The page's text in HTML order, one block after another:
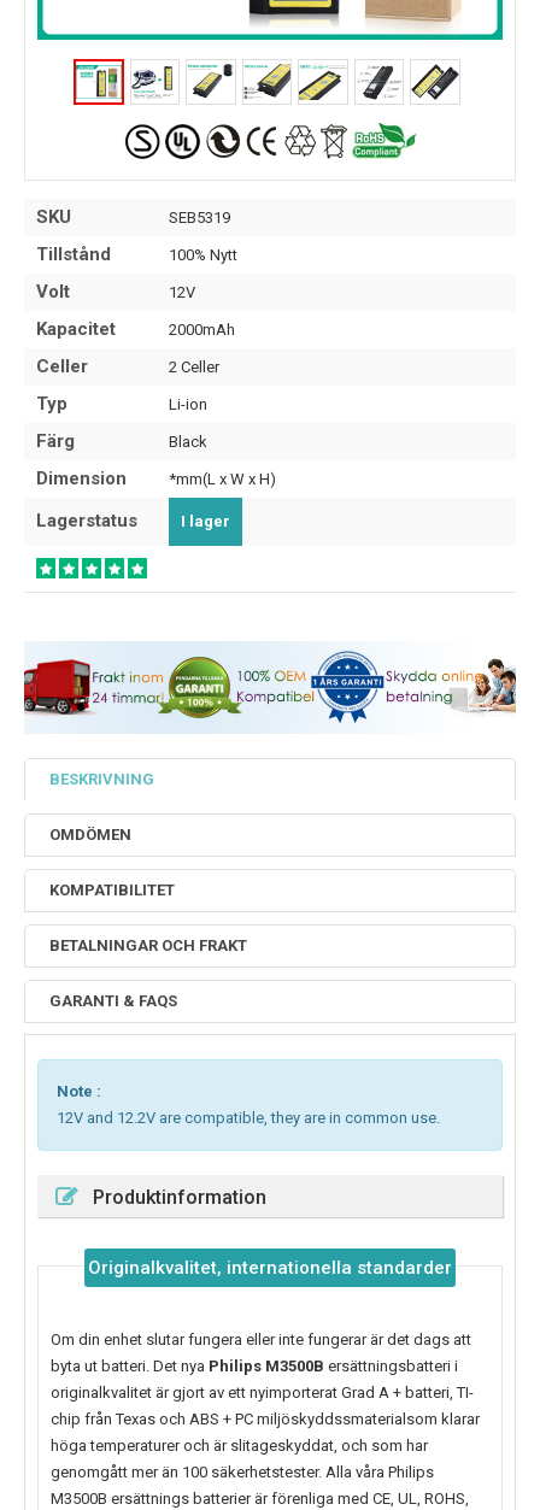
SKU SEB5319
Tillstånd 100% Nytt
Volt 12V
Kapacitet 2000mAh
Celler 2 Celler
Typ Li-ion
Färg Black
Dimension *mm(L x W x H)
Lagerstatus I lager
BESKRIVNING
OMDÖMEN
KOMPATIBILITET
BETALNINGAR OCH FRAKT
GARANTI & FAQS
Note :
12V and 12.2V are compatible, they are in common use.
Produktinformation
Originalkvalitet, internationella standarder
Om din enhet slutar fungera eller inte fungerar är det dags att
byta ut batteri. Det nya Philips M3500B ersättningsbatteri i
originalkvalitet är gjort av ett nyimporterat Grad A + batteri, TI-
chip från Texas och ABS + PC miljöskyddssmaterialsom klarar
höga temperaturer och är slitageskyddat, och som har
genomgått mer än 100 säkerhetstester. Alla våra Philips
M3500B ersättnings batterier är förenliga med CE, UL, ROHS,